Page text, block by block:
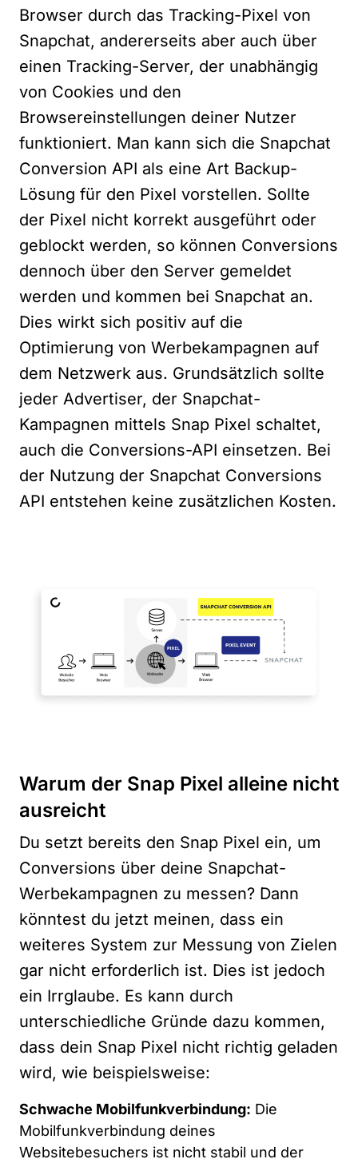
Browser durch das Tracking-Pixel von
Snapchat, andererseits aber auch über
einen Tracking-Server, der unabhängig
von Cookies und den
Browsereinstellungen deiner Nutzer
funktioniert. Man kann sich die Snapchat
Conversion API als eine Art Backup-
Lösung für den Pixel vorstellen. Sollte
der Pixel nicht korrekt ausgeführt oder
geblockt werden, so können Conversions
dennoch über den Server gemeldet
werden und kommen bei Snapchat an.
Dies wirkt sich positiv auf die
Optimierung von Werbekampagnen auf
dem Netzwerk aus. Grundsätzlich sollte
jeder Advertiser, der Snapchat-
Kampagnen mittels Snap Pixel schaltet,
auch die Conversions-API einsetzen. Bei
der Nutzung der Snapchat Conversions
API entstehen keine zusätzlichen Kosten.
Warum der Snap Pixel alleine nicht
ausreicht
Du setzt bereits den Snap Pixel ein, um
Conversions über deine Snapchat-
Werbekampagnen zu messen? Dann
könntest du jetzt meinen, dass ein
weiteres System zur Messung von Zielen
gar nicht erforderlich ist. Dies ist jedoch
ein Irrglaube. Es kann durch
unterschiedliche Gründe dazu kommen,
dass dein Snap Pixel nicht richtig geladen
wird, wie beispielsweise:
Schwache Mobilfunkverbindung: Die
Mobilfunkverbindung deines
Websitebesuchers ist nicht stabil und der